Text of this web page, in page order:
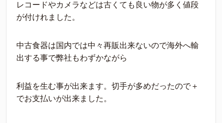
レコードやカメラなどは古くても良い物が多く値段
が付けれました。
中古食器は国内では中々再販出来ないので海外へ輸
出する事で弊社もわずかながら
利益を生む事が出来ます。切手が多めだったので＋
でお支払いが出来ました。